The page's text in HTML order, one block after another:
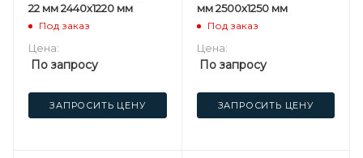
22 мм 2440х1220 мм
Под заказ
Цена:
По запросу
ЗАПРОСИТЬ ЦЕНУ
мм 2500х1250 мм
Под заказ
Цена:
По запросу
ЗАПРОСИТЬ ЦЕНУ